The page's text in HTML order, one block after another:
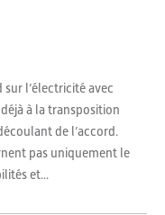
l’électricité avec
à la transposition
de l’accord.
pas uniquement le
et...